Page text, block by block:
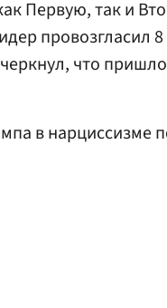
Первую, так и
провозгласил
что
в нарциссизме